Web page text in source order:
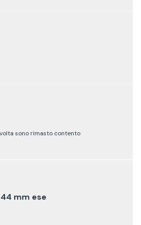
sono rimasto contento
mm ese